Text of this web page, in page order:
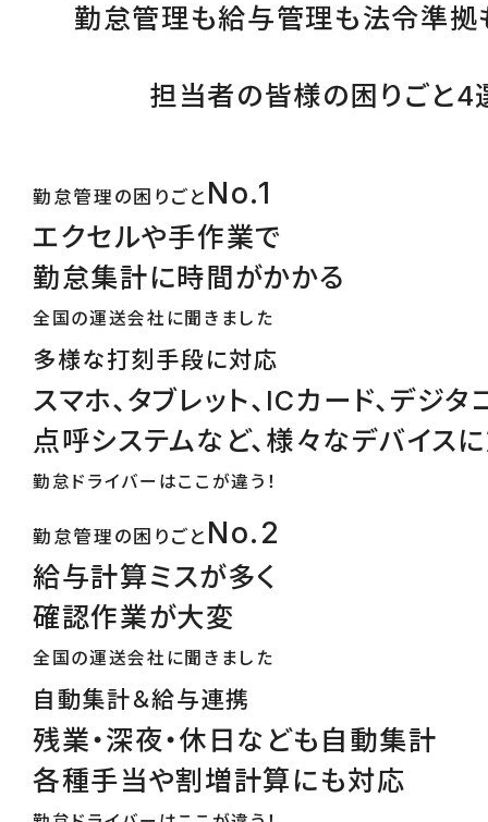
勤怠管理も給与管理も法令準拠
担当者の皆様の困りごと4
勤怠管理の困りごと No.1
エクセルや手作業で
勤怠集計に時間がかかる
全国の運送会社に聞きました
多様な打刻手段に対応
スマホ、タブレット、ICカード、デジタ
点呼システムなど、様々なデバイス
勤怠ドライバーはここが違う！
勤怠管理の困りごと No.2
給与計算ミスが多く
確認作業が大変
全国の運送会社に聞きました
自動集計＆給与連携
残業・深夜・休日なども自動集計
各種手当や割増計算にも対応